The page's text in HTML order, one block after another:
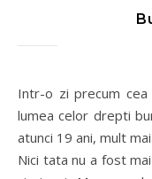
Intr-o zi precum
lumea celor drepti
atunci 19 ani, mult
Nici tata nu a fost